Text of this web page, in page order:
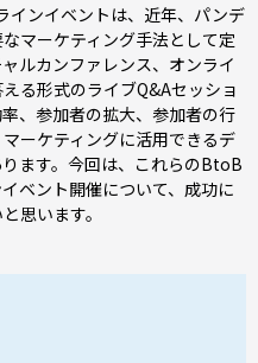
インイベントは、近年、パンデ
マーケティング手法として定
ルカンファレンス、オンライ
る形式のライブQ&Aセッショ
、参加者の拡大、参加者の行
ーケティングに活用できるデ
ます。今回は、これらのBtoB
ベント開催について、成功に
思います。